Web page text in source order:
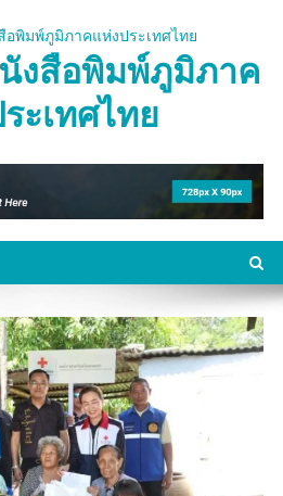
งสือพิมพ์ภูมิภาค
ะเทศไทย